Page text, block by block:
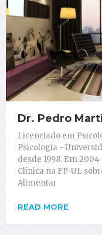
Dr. Pedro
Licenciado em
Psicologia -
desde 1998. Em
Clínica na FP-UL
Alimentar
READ MORE